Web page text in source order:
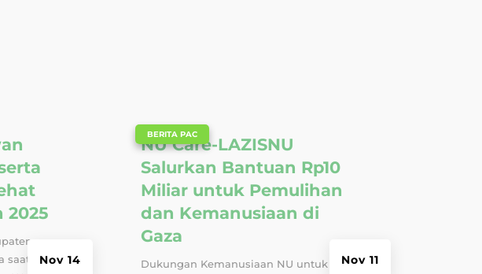
2025
Nov 14
saat
NU Care-LAZISNU
Salurkan Bantuan Rp10
Miliar untuk Pemulihan
dan Kemanusiaan di
Gaza
Nov 11
BERITA PAC
Dukungan Kemanusiaan NU untuk